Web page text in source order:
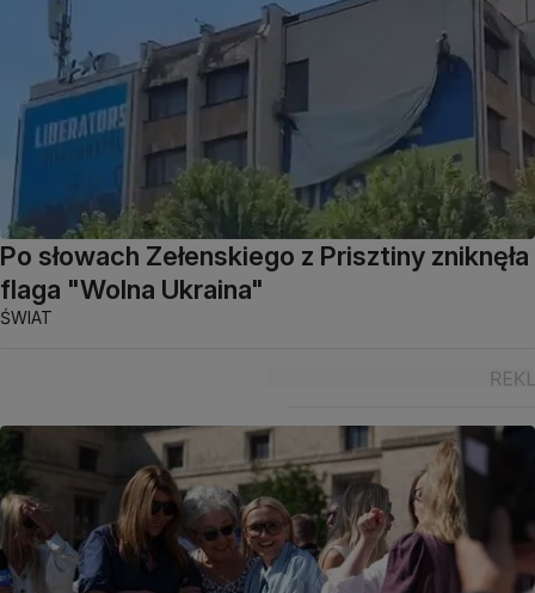
Po słowach Zełenskiego z Prisztiny zniknęła
flaga "Wolna Ukraina"
ŚWIAT